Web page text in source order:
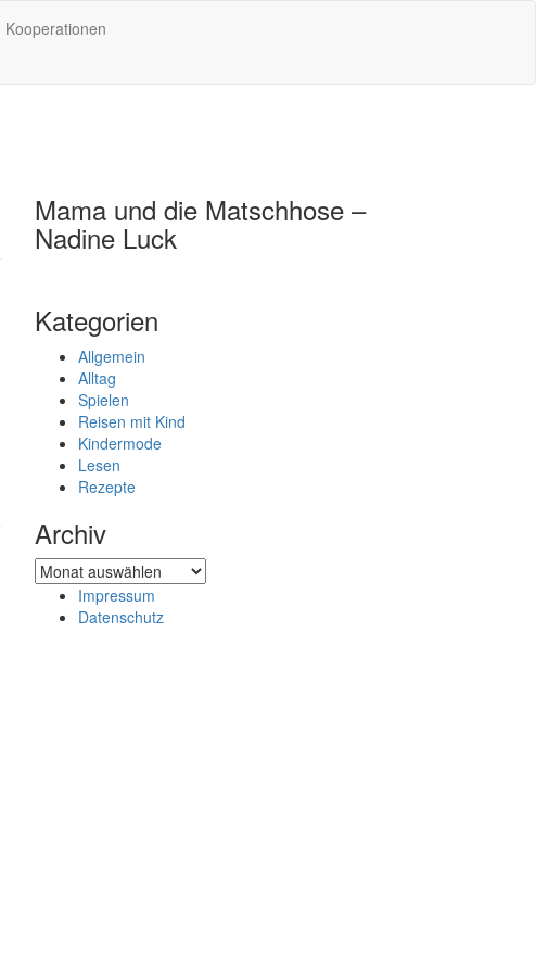
Kooperationen
Mama und die Matschhose –
Nadine Luck
Kategorien
Allgemein
Alltag
Spielen
Reisen mit Kind
Kindermode
Lesen
Rezepte
Archiv
Archiv
Impressum
Datenschutz